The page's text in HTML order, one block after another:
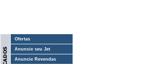
Ofertas
Anuncie seu Jet
Anuncie Revendas